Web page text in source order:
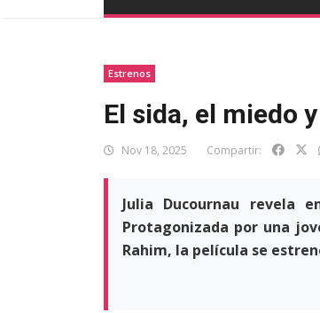
Estrenos
El sida, el miedo
Nov 18, 2025 Compartir:
Julia Ducournau revela
Protagonizada por una
Rahim, la película se